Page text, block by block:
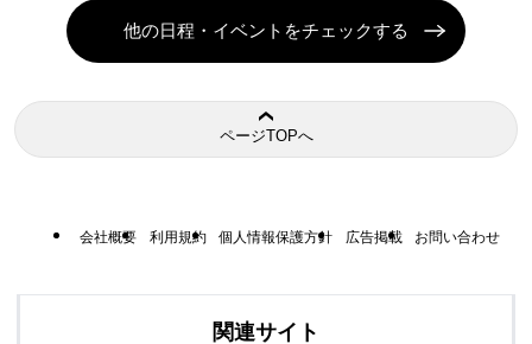
他の日程・イベントをチェックする
ページTOPへ